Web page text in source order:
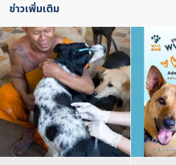
ข่าวเพิ่มเติม